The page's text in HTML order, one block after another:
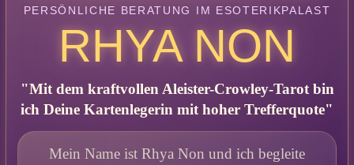
PERSÖNLICHE BERATUNG IM ESOTERIKPALAST
RHYA NON
"Mit dem kraftvollen Aleister-Crowley-Tarot bin
ich Deine Kartenlegerin mit hoher Trefferquote"
Mein Name ist Rhya Non und ich begleite